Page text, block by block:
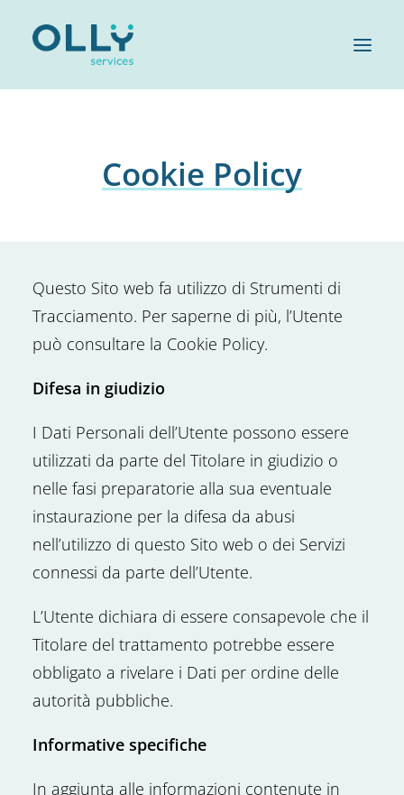
LAVORA CON NOI
MAGAZINE
CONTATTI
Cookie Policy
Questo Sito web fa utilizzo di Strumenti di
Tracciamento. Per saperne di più, l’Utente
può consultare la Cookie Policy.
Difesa in giudizio
I Dati Personali dell’Utente possono essere
utilizzati da parte del Titolare in giudizio o
nelle fasi preparatorie alla sua eventuale
instaurazione per la difesa da abusi
nell’utilizzo di questo Sito web o dei Servizi
connessi da parte dell’Utente.
L’Utente dichiara di essere consapevole che il
Titolare del trattamento potrebbe essere
obbligato a rivelare i Dati per ordine delle
autorità pubbliche.
Informative specifiche
In aggiunta alle informazioni contenute in